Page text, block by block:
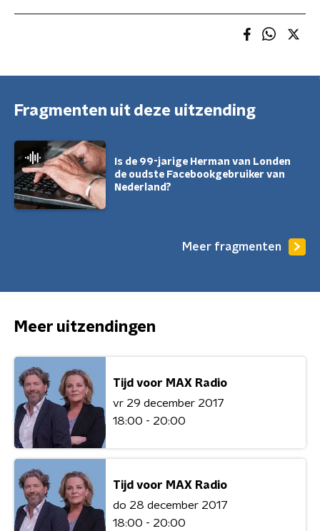
Fragmenten uit deze uitzending
Is de 99-jarige Herman van Londen
de oudste Facebookgebruiker van
Nederland?
Meer fragmenten
Meer uitzendingen
Tijd voor MAX Radio
vr 29 december 2017
18:00 - 20:00
Tijd voor MAX Radio
do 28 december 2017
18:00 - 20:00